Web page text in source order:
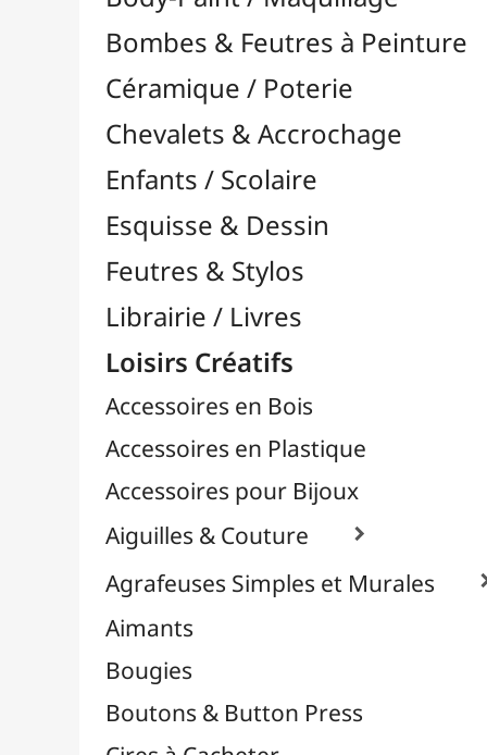
Feutres & Stylos
Librairie / Livres
Loisirs Créatifs
Accessoires en Bois
Accessoires en Plastique
Accessoires pour Bijoux
Aiguilles & Couture

Agrafeuses Simples et Murales 
Aimants
Bougies
Boutons & Button Press
Clous / Pointes / Épingles
Coloriage
Crochets de Tricot
Divers
Effets Oxydation / Rouille
Emporte-Pièces & Perforatrices
Feuilles Métallisées & Foils
Feutrines & Caoutchouc Mousse
Fibres & Raphia
Fil Nylon & Elastiques
Fils Métalliques
Fleurs en Papier & Décors
Horlogerie - Mécanismes & Aiguilles